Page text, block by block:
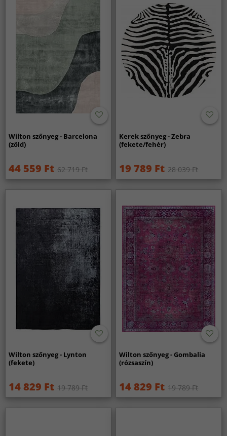
Wilton szőnyeg - Barcelona
(zöld)
44 559 Ft 62 719 Ft
Kerek szőnyeg - Zebra
(fekete/fehér)
19 789 Ft 28 039 Ft
Wilton szőnyeg - Lynton
(fekete)
14 829 Ft 19 789 Ft
Wilton szőnyeg - Gombalia
(rózsaszín)
14 829 Ft 19 789 Ft